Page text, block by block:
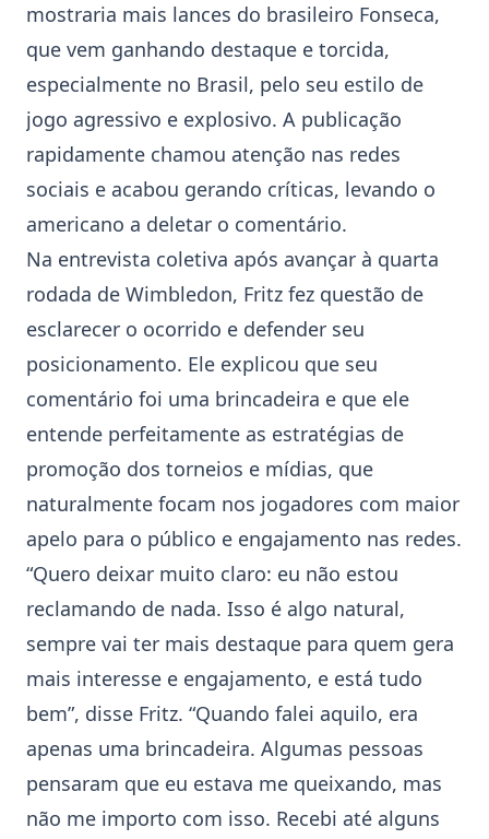
mostraria mais lances do brasileiro Fonseca,
que vem ganhando destaque e torcida,
especialmente no Brasil, pelo seu estilo de
jogo agressivo e explosivo. A publicação
rapidamente chamou atenção nas redes
sociais e acabou gerando críticas, levando o
americano a deletar o comentário.
Na entrevista coletiva após avançar à quarta
rodada de Wimbledon, Fritz fez questão de
esclarecer o ocorrido e defender seu
posicionamento. Ele explicou que seu
comentário foi uma brincadeira e que ele
entende perfeitamente as estratégias de
promoção dos torneios e mídias, que
naturalmente focam nos jogadores com maior
apelo para o público e engajamento nas redes.
“Quero deixar muito claro: eu não estou
reclamando de nada. Isso é algo natural,
sempre vai ter mais destaque para quem gera
mais interesse e engajamento, e está tudo
bem”, disse Fritz. “Quando falei aquilo, era
apenas uma brincadeira. Algumas pessoas
pensaram que eu estava me queixando, mas
não me importo com isso. Recebi até alguns